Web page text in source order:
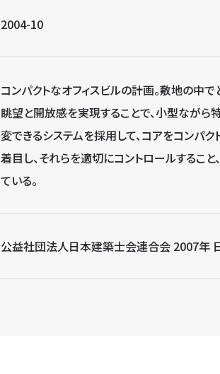
2004-10
コンパクトなオフィスビルの計画。敷地の中
眺望と開放感を実現することで、小型ながら
変できるシステムを採用して、コアをコンパ
着目し、それらを適切にコントロールするこ
ている。
公益社団法人日本建築士会連合会 2007年